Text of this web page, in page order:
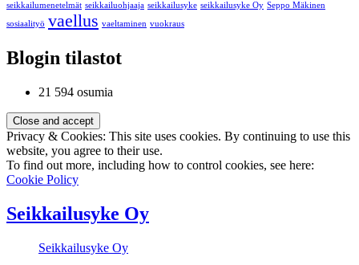
seikkailumenetelmät seikkailuohjaaja seikkailusyke seikkailusyke Oy Seppo Mäkinen
sosiaalityö vaellus vaeltaminen vuokraus
Blogin tilastot
21 594 osumia
Privacy & Cookies: This site uses cookies. By continuing to use this
website, you agree to their use.
To find out more, including how to control cookies, see here:
Cookie Policy
Seikkailusyke Oy
Seikkailusyke Oy